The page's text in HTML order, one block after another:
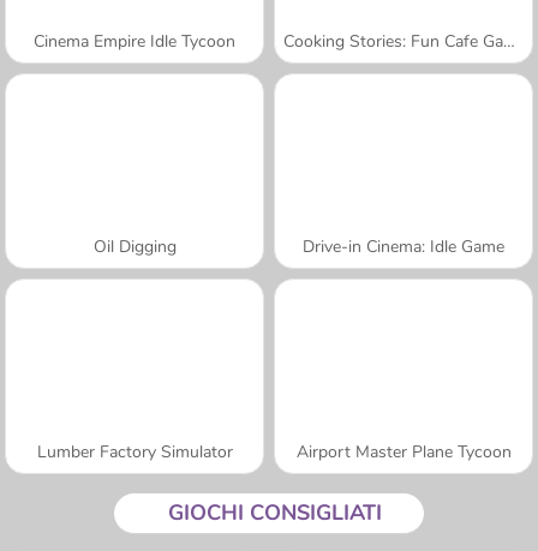
Cinema Empire Idle Tycoon Cooking Stories: Fun Cafe Game
Oil Digging Drive-in Cinema: Idle Game
Lumber Factory Simulator Airport Master Plane Tycoon
GIOCHI CONSIGLIATI